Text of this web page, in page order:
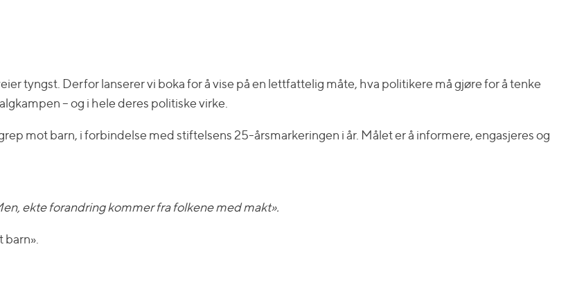
tyngst. Derfor lanserer vi boka for å vise på en lettfattelig måte, hva politikere må gjøre for å tenke
– og i hele deres politiske virke.
mot barn, i forbindelse med stiftelsens 25-årsmarkeringen i år. Målet er å informere, engasjeres og
ekte forandring kommer fra folkene med makt».